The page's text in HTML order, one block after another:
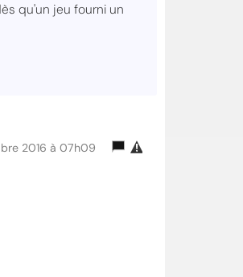
qu'un jeu fourni un
2016 à 07h09